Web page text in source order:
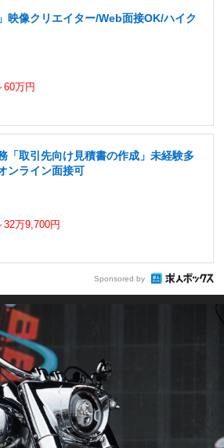
映像クリエイター/Web面接OK/ハイク
60万円
「取引先向け見積書の作成」未経験多
ンライン面接可
32万9,700円
Sponsored by